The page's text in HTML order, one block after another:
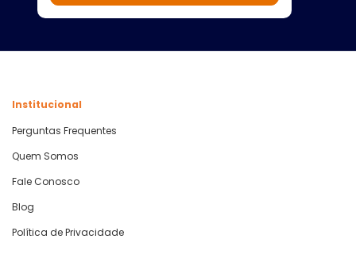
Institucional
Perguntas Frequentes
Quem Somos
Fale Conosco
Blog
Política de Privacidade